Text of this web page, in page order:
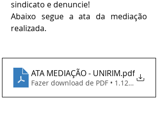
sindicato e denuncie!
Abaixo segue a ata da mediação
realizada.
ATA MEDIAÇÃO - UNIRIM.pdf
Fazer download de PDF • 1.12MB